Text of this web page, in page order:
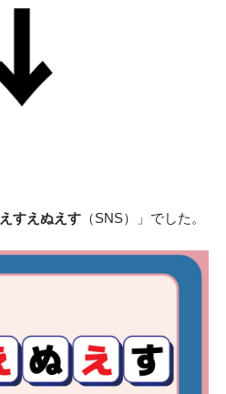
えすえぬえす（SNS）」でした。